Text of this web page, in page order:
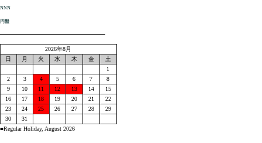
NNN
円盤
2026年8月
日
月 火 水 木 金
土
1
2
3 4 5 6 7
8
9
10 11 12 13 14
15
16
17 18 19 20 21
22
23
24 25 26 27 28
29
30
31
■Regular Holiday, August 2026